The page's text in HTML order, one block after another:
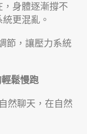
身體逐漸撐不
更混亂。
節，讓壓力系統
鬆慢跑
然聊天，在自然